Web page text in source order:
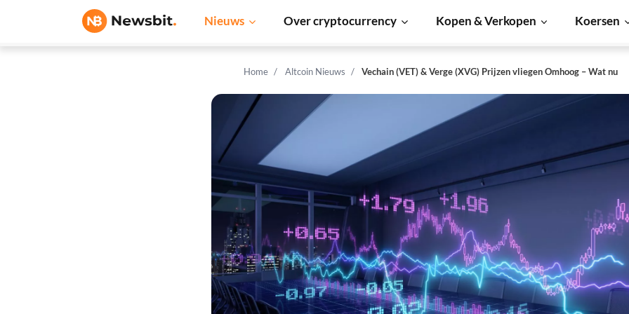
Nieuws Over cryptocurrency Kopen & Verkopen Koersen
Home Altcoin Nieuws Vechain (VET) & Verge (XVG) Prijzen vliegen Omhoog – Wat nu